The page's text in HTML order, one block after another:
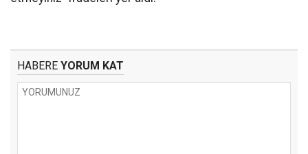
HABERE YORUM KAT